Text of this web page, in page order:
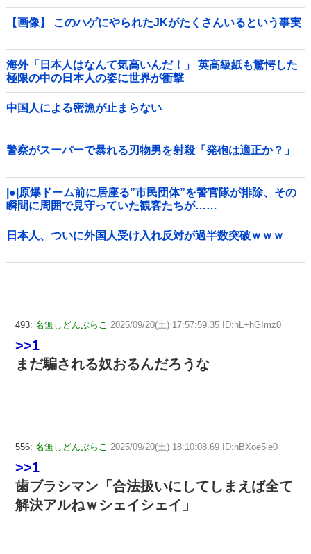
【画像】 このハゲにやられたJKがたくさんいるという事実
海外「日本人はなんて気高いんだ！」 英高級紙も驚愕した
極限の中の日本人の姿に世界が衝撃
中国人による密漁が止まらない
警察がスーパーで暴れる刃物男を射殺「発砲は適正か？」
|●|原爆ドーム前に居座る”市民団体”を警官隊が排除、その
瞬間に周囲で見守っていた観客たちが……
日本人、ついに外国人受け入れ反対が過半数突破ｗｗｗ
493: 名無しどんぶらこ 2025/09/20(土) 17:57:59.35 ID:hL+hGImz0
>>1
まだ騙される奴おるんだろうな
556: 名無しどんぶらこ 2025/09/20(土) 18:10:08.69 ID:hBXoe5ie0
>>1
歯ブラシマン「合法扱いにしてしまえば全て
解決アルねｗシェイシェイ」